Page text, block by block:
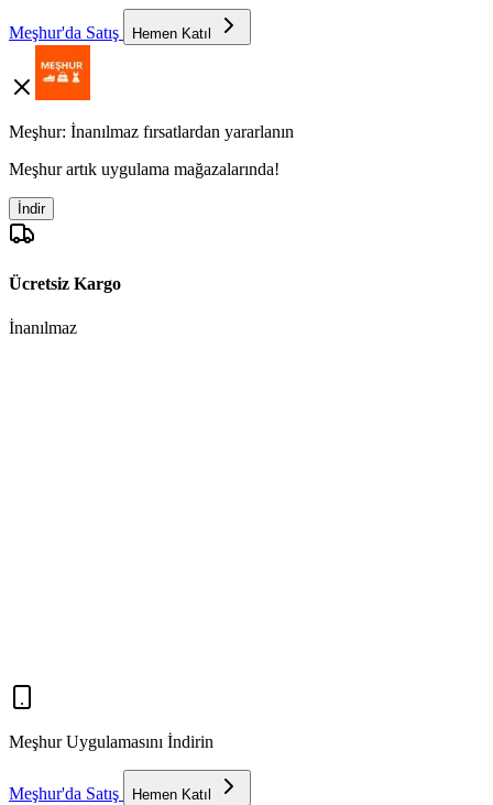
Meşhur'da Satış Hemen Katıl
Meşhur: İnanılmaz fırsatlardan yararlanın
Meşhur artık uygulama mağazalarında!
İndir
Ücretsiz Kargo
İnanılmaz
Meşhur Uygulamasını İndirin
Meşhur'da Satış Hemen Katıl